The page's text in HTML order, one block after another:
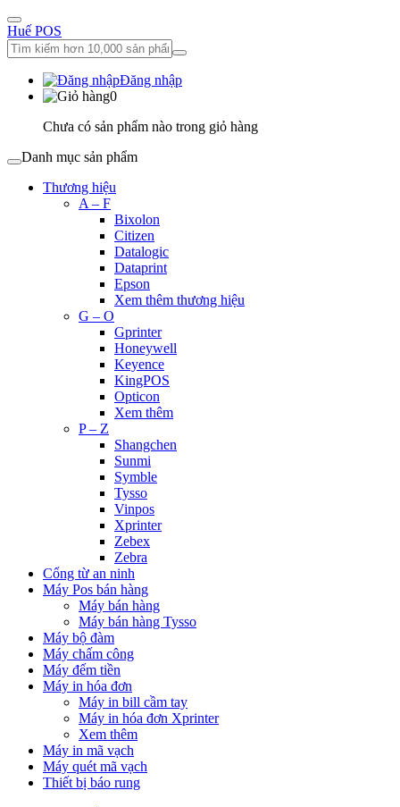
Huế POS
Đăng nhập
0
Chưa có sản phẩm nào trong giỏ hàng
Danh mục sản phẩm
Thương hiệu
A – F
Bixolon
Citizen
Datalogic
Dataprint
Epson
Xem thêm thương hiệu
G – O
Gprinter
Honeywell
Keyence
KingPOS
Opticon
Xem thêm
P – Z
Shangchen
Sunmi
Symble
Tysso
Vinpos
Xprinter
Zebex
Zebra
Cổng từ an ninh
Máy Pos bán hàng
Máy bán hàng
Máy bán hàng Tysso
Máy bộ đàm
Máy chấm công
Máy đếm tiền
Máy in hóa đơn
Máy in bill cầm tay
Máy in hóa đơn Xprinter
Xem thêm
Máy in mã vạch
Máy quét mã vạch
Thiết bị báo rung